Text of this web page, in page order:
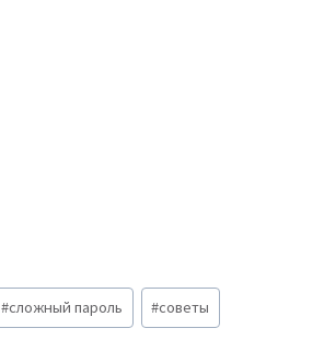
#сложный пароль #советы